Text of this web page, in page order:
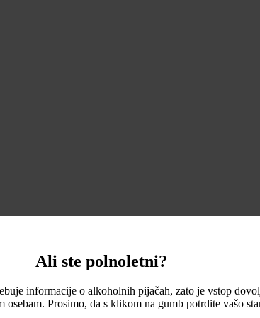
Ali ste polnoletni?
informacije o alkoholnih pijačah, zato je vstop
osebam. Prosimo, da s klikom na gumb potrdite vašo